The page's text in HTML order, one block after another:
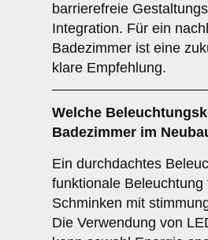
barrierefreie
Integration. Für ein
Badezimmer ist eine
klare Empfehlung.
Welche
Badezimmer im
Ein durchdachtes
funktionale
Schminken mit
Die Verwendung von